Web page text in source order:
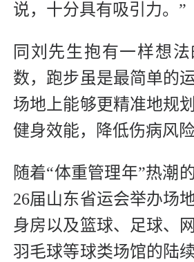
说，十分具有吸引力。”
同刘先生抱有一样想
数，跑步虽是最简单的
场地上能够更精准地规
健身效能，降低伤病风险
随着“体重管理年”热潮
26届山东省运会举办场
身房以及篮球、足球、
羽毛球等球类场馆的陆